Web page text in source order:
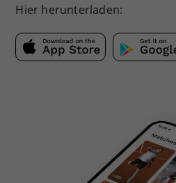
Hier herunterladen: